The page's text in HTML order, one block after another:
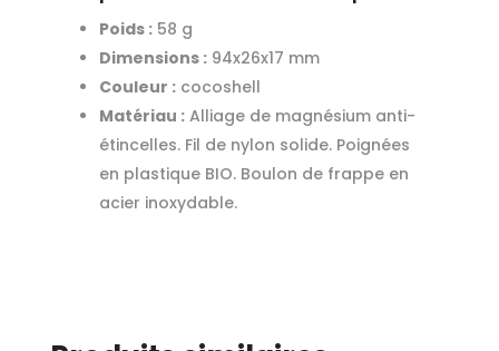
Poids :58 g
Dimensions :94x26x17 mm
Couleur :cocoshell
Matériau :Alliage de magnésium anti-
étincelles. Fil de nylon solide. Poignées
en plastique BIO. Boulon de frappe en
acier inoxydable.